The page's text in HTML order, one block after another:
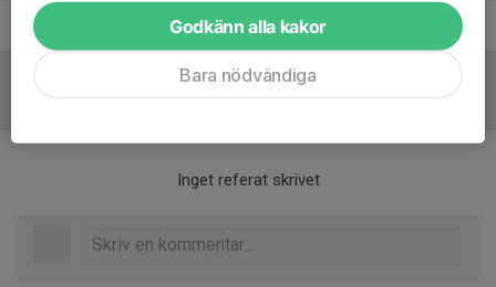
Emelie HögströmLedare
Inget referat skrivet
Godkänn alla kakor
Bara nödvändiga